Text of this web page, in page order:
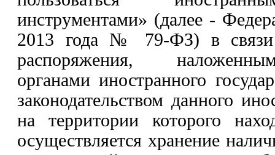
инструментами» (далее -
2013 года № 79-ФЗ) в
распоряжения,
органами иностранного
законодательством данного
на территории которого
осуществляется хранение